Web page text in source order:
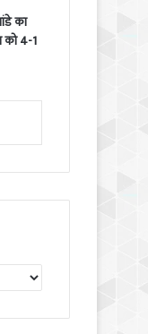
का
को 4-1